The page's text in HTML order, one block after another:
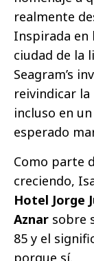
realmente
Inspirada en
ciudad de la
Seagram’s
reivindicar
incluso en
esperado
Como parte
creciendo,
Hotel Jorge
Aznar sobre
85 y el
porque sí.